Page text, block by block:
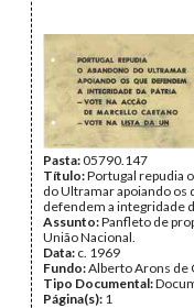
Pasta:05790.147
Título:Portugal repudia
do Ultramar apoiando os
defendem a integridade
Assunto:Panfleto de
União Nacional.
Data: c. 1969
Fundo:Alberto Arons de
Tipo Documental:
Página(s): 1